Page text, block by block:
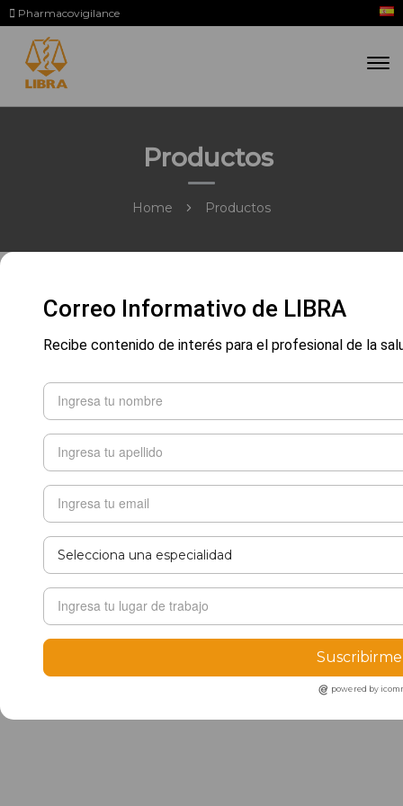
Pharmacovigilance
Productos
Home Productos
Correo Informativo de LIBRA
Recibe contenido de interés para el profesional de la
Suscribirme
powered by